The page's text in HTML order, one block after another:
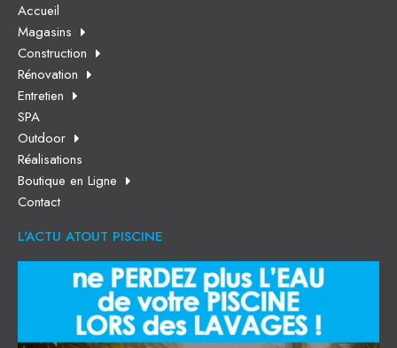
Accueil
Magasins
Construction
Rénovation
Entretien
SPA
Outdoor
Réalisations
Boutique en Ligne
Contact
L'ACTU ATOUT PISCINE